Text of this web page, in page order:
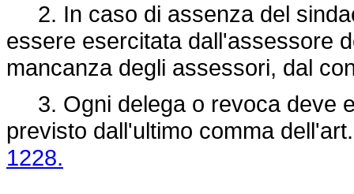
2. In caso di assenza del
essere esercitata dall'assessore
mancanza degli assessori, dal
3. Ogni delega o revoca deve
previsto dall'ultimo comma
1228.